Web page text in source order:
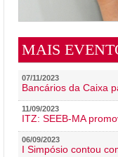
MAIS
07/11/2023
Bancários da Caixa
11/09/2023
ITZ: SEEB-MA
06/09/2023
I Simpósio contou